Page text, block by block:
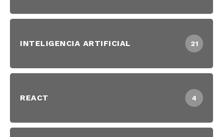
INTELIGENCIA ARTIFICIAL 21
REACT 4